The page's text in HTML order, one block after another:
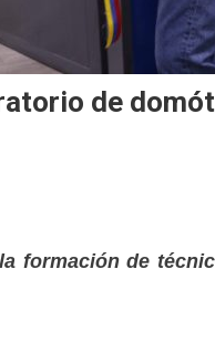
de
formación de